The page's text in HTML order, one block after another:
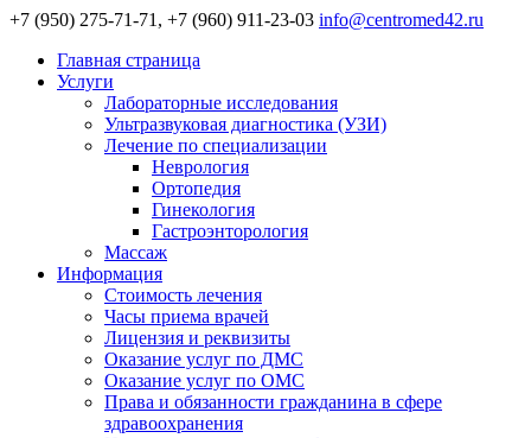
+7 (950) 275-71-71, +7 (960) 911-23-03 info@centromed42.ru
Главная страница
Услуги
Лабораторные исследования
Ультразвуковая диагностика (УЗИ)
Лечение по специализации
Неврология
Ортопедия
Гинекология
Гастроэнторология
Массаж
Информация
Стоимость лечения
Часы приема врачей
Лицензия и реквизиты
Оказание услуг по ДМС
Оказание услуг по ОМС
Права и обязанности гражданина в сфере
здравоохранения